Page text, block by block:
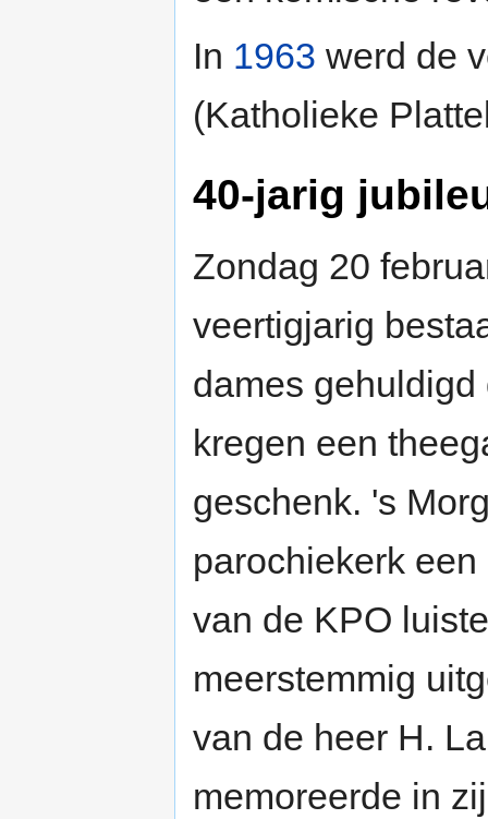
In 1963 werd de
(Katholieke
40-jarig
Zondag 20
veertigjarig
dames
kregen een
geschenk. 's
parochiekerk
van de KPO
meerstemmig
van de heer H.
memoreerde in